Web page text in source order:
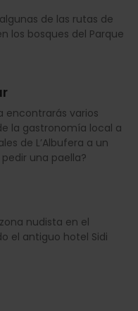
de las rutas de
los bosques del Parque
encontrarás varios
la gastronomía local a
de L’Albufera a un
una paella?
nudista en el
el antiguo hotel Sidi